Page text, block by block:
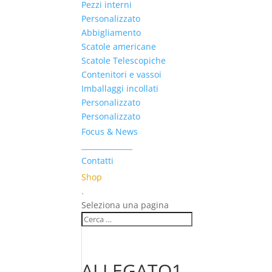
Pezzi interni
Personalizzato
Abbigliamento
Scatole americane
Scatole Telescopiche
Contenitori e vassoi
Imballaggi incollati
Personalizzato
Personalizzato
Focus & News
Contatti
Shop
.
Seleziona una pagina